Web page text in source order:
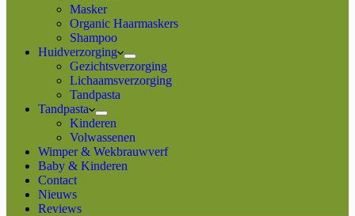
Masker
Organic Haarmaskers
Shampoo
Huidverzorging
Gezichtsverzorging
Lichaamsverzorging
Tandpasta
Tandpasta
Kinderen
Volwassenen
Wimper & Wekbrauwverf
Baby & Kinderen
Contact
Nieuws
Reviews